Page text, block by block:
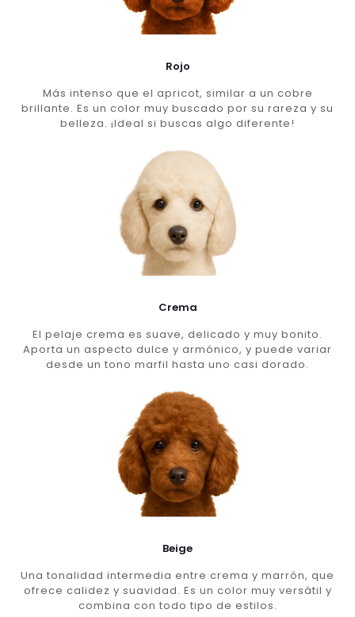
Rojo
Más intenso que el apricot, similar a un cobre
brillante. Es un color muy buscado por su rareza y su
belleza. ¡Ideal si buscas algo diferente!
Crema
El pelaje crema es suave, delicado y muy bonito.
Aporta un aspecto dulce y armónico, y puede variar
desde un tono marfil hasta uno casi dorado.
Beige
Una tonalidad intermedia entre crema y marrón, que
ofrece calidez y suavidad. Es un color muy versátil y
combina con todo tipo de estilos.